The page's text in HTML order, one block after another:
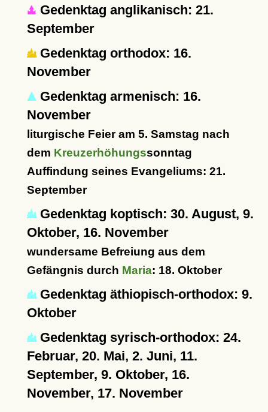
Gedenktag anglikanisch: 21.
September
Gedenktag orthodox: 16.
November
Gedenktag armenisch: 16.
November
liturgische Feier am 5. Samstag nach
dem Kreuzerhöhungssonntag
Auffindung seines Evangeliums: 21.
September
Gedenktag koptisch: 30. August, 9.
Oktober, 16. November
wundersame Befreiung aus dem
Gefängnis durch Maria: 18. Oktober
Gedenktag äthiopisch-orthodox: 9.
Oktober
Gedenktag syrisch-orthodox: 24.
Februar, 20. Mai, 2. Juni, 11.
September, 9. Oktober, 16.
November, 17. November